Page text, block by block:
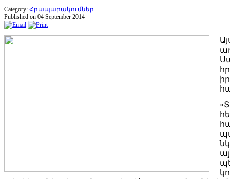
Category: Հրապարակումներ
Published on 04 September 2014